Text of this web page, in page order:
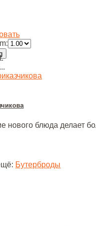
нового блюда делает
Бутерброды